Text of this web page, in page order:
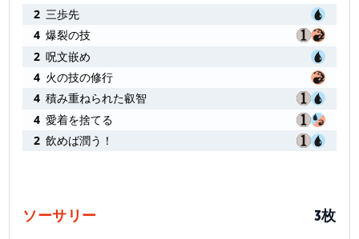
2 三歩先
4 爆裂の技
2 呪文嵌め
4 火の技の修行
4 積み重ねられた叡智
4 愛着を捨てる
2 飲めば潤う！
ソーサリー 3枚